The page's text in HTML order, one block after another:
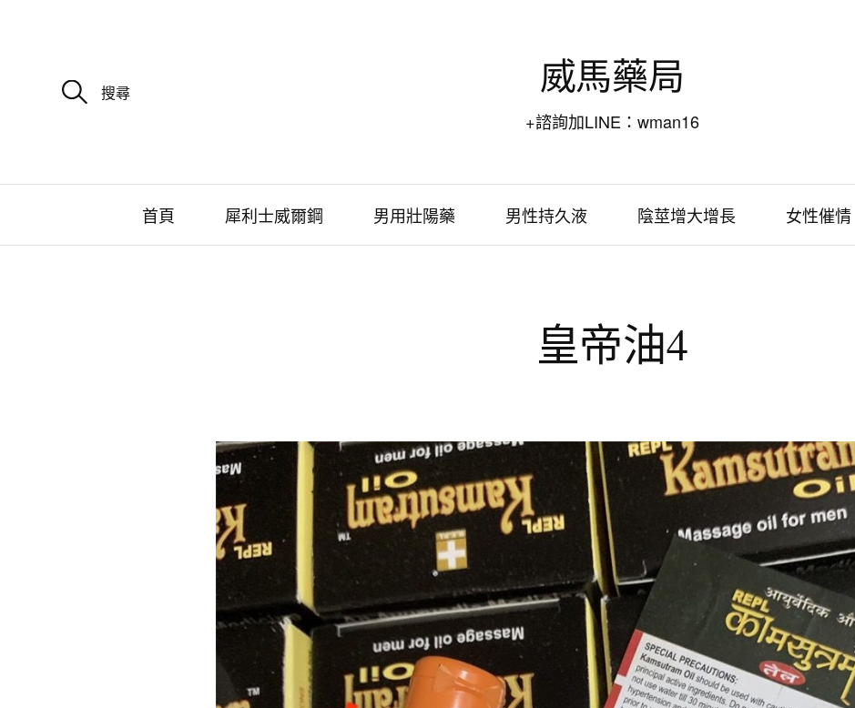
搜
尋 威馬藥局
+諮詢加LINE：wman16
首頁 犀利士威爾鋼 男用壯陽藥 男性持久液 陰莖增大增長 女性催情
皇帝油4